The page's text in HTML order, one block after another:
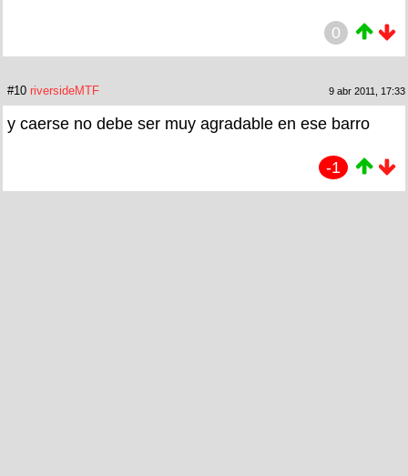
0
#10 riversideMTF 9 abr 2011, 17:33
y caerse no debe ser muy agradable en ese barro
-1